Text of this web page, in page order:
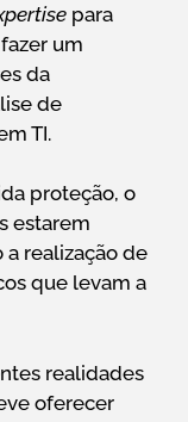
para
um
da
de
TI.
proteção, o
estarem
realização de
que levam a
realidades
oferecer